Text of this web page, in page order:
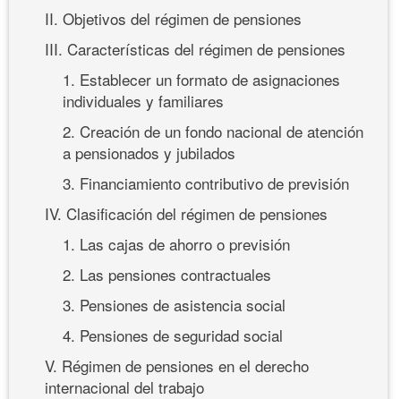
II. Objetivos del régimen de pensiones
III. Características del régimen de pensiones
1. Establecer un formato de asignaciones
individuales y familiares
2. Creación de un fondo nacional de atención
a pensionados y jubilados
3. Financiamiento contributivo de previsión
IV. Clasificación del régimen de pensiones
1. Las cajas de ahorro o previsión
2. Las pensiones contractuales
3. Pensiones de asistencia social
4. Pensiones de seguridad social
V. Régimen de pensiones en el derecho
internacional del trabajo